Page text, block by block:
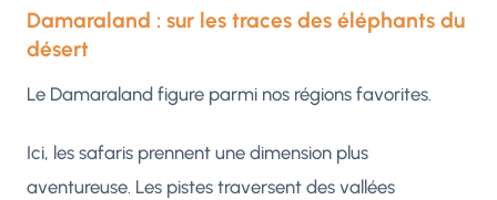
Damaraland : sur les traces des éléphants du
désert
Le Damaraland figure parmi nos régions favorites.
Ici, les safaris prennent une dimension plus
aventureuse. Les pistes traversent des vallées